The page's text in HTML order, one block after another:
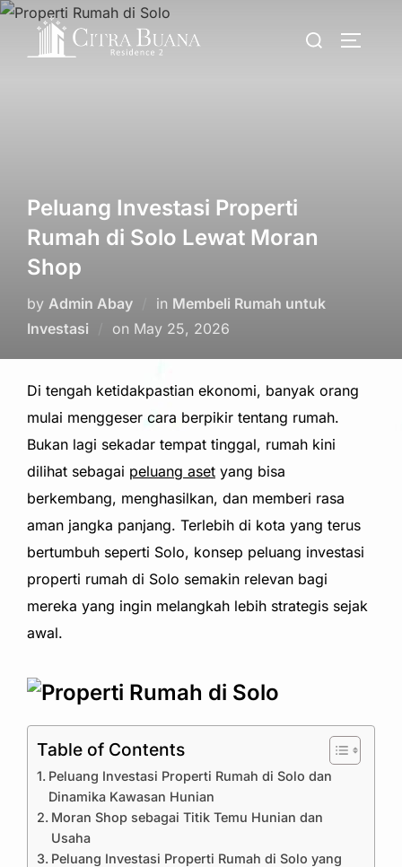
Skip
content
Search
Peluang Investasi Properti
Rumah di Solo Lewat Moran
Shop
by Admin Abay in Membeli Rumah untuk
Investasi
on Posted
May 25, 2026
Di tengah ketidakpastian ekonomi, banyak orang
mulai menggeser cara berpikir tentang rumah.
Bukan lagi sekadar tempat tinggal, rumah kini
dilihat sebagai peluang aset yang bisa
berkembang, menghasilkan, dan memberi rasa
aman jangka panjang. Terlebih di kota yang terus
bertumbuh seperti Solo, konsep peluang investasi
properti rumah di Solo semakin relevan bagi
mereka yang ingin melangkah lebih strategis sejak
awal.
Table of Contents
Peluang Investasi Properti Rumah di Solo dan
Dinamika Kawasan Hunian
Moran Shop sebagai Titik Temu Hunian dan
Usaha
Peluang Investasi Properti Rumah di Solo yang